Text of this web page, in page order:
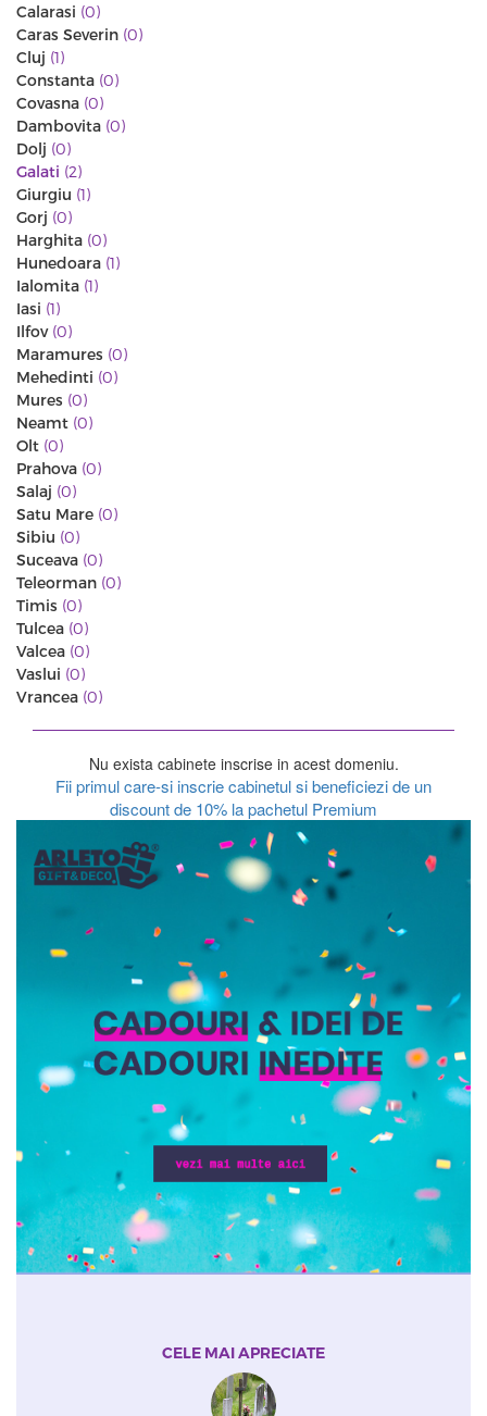
Calarasi (0)
Caras Severin (0)
Cluj (1)
Constanta (0)
Covasna (0)
Dambovita (0)
Dolj (0)
Galati (2)
Giurgiu (1)
Gorj (0)
Harghita (0)
Hunedoara (1)
Ialomita (1)
Iasi (1)
Ilfov (0)
Maramures (0)
Mehedinti (0)
Mures (0)
Neamt (0)
Olt (0)
Prahova (0)
Salaj (0)
Satu Mare (0)
Sibiu (0)
Suceava (0)
Teleorman (0)
Timis (0)
Tulcea (0)
Valcea (0)
Vaslui (0)
Vrancea (0)
Nu exista cabinete inscrise in acest domeniu.
Fii primul care-si inscrie cabinetul si beneficiezi de un
discount de 10% la pachetul Premium
CELE MAI APRECIATE